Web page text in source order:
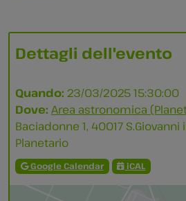
Dettagli dell'evento
Quando: 23/03/2025 15:30:00
Dove: Area astronomica
Baciadonne 1, 40017 S.Giovanni
Planetario
Google Calendar iCAL